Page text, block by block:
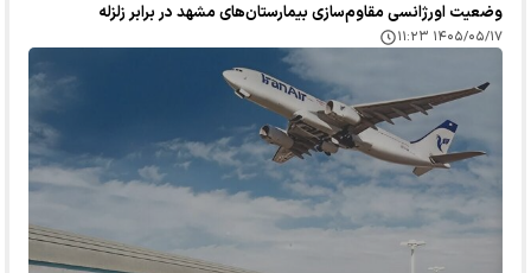
وضعیت اورژانسی مقاوم‌سازی بیمارستان‌های مشهد در برابر زلزله
۱۴۰۵/۰۵/۱۷ ۱۱:۲۳